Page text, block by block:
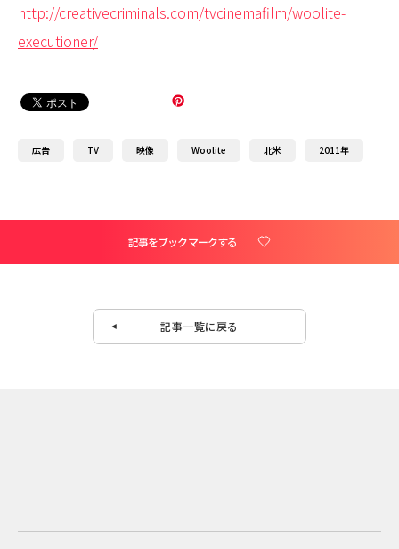
http://creativecriminals.com/tvcinemafilm/woolite-
executioner/
広告 TV 映像 Woolite 北米 2011年
記事をブックマークする
記事一覧に戻る